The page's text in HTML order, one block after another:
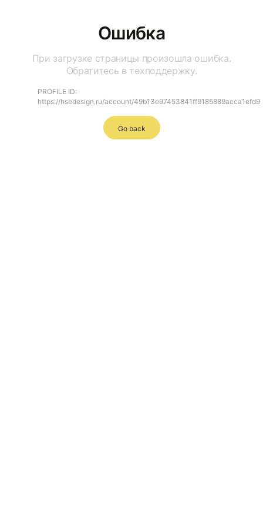
Ошибка
При загрузке страницы произошла ошибка.
Обратитесь в техподдержку.
PROFILE ID:
https://hsedesign.ru/account/49b13e97453841ff9185889acca1efd9
Go back